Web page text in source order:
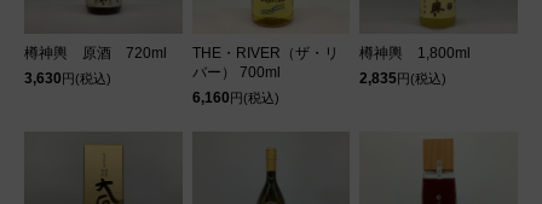
樽神輿 原酒 720ml
3,630 円(税込)
THE・RIVER（ザ・リ
バー） 700ml
6,160 円(税込)
樽神輿 1,800ml
2,835 円(税込)